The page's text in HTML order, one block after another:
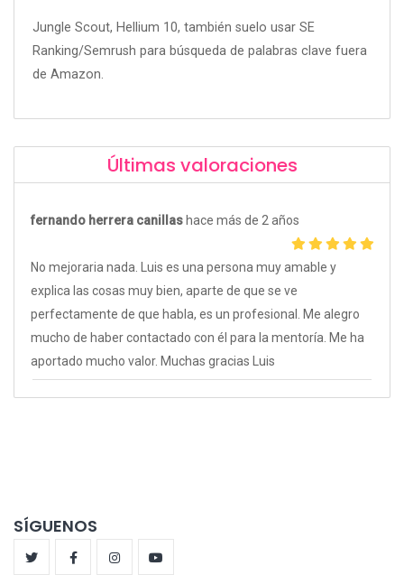
Jungle Scout, Hellium 10, también suelo usar SE
Ranking/Semrush para búsqueda de palabras clave fuera
de Amazon.
Últimas valoraciones
fernando herrera canillashace más de 2 años
No mejoraria nada. Luis es una persona muy amable y
explica las cosas muy bien, aparte de que se ve
perfectamente de que habla, es un profesional. Me alegro
mucho de haber contactado con él para la mentoría. Me ha
aportado mucho valor. Muchas gracias Luis
SÍGUENOS